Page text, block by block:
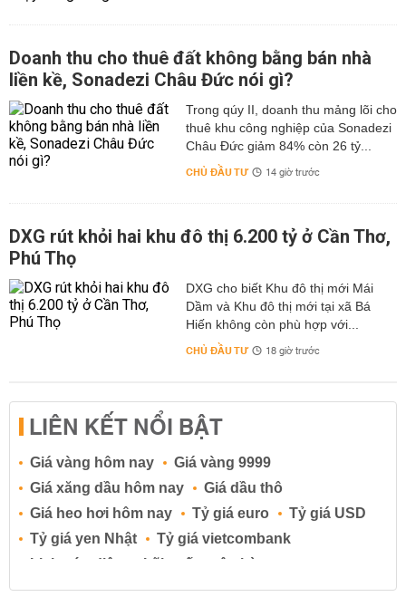
Doanh thu cho thuê đất không bằng bán nhà
liền kề, Sonadezi Châu Đức nói gì?
Trong qúy II, doanh thu mảng lõi cho
thuê khu công nghiệp của Sonadezi
Châu Đức giảm 84% còn 26 tỷ...
CHỦ ĐẦU TƯ 14 giờ trước
DXG rút khỏi hai khu đô thị 6.200 tỷ ở Cần Thơ,
Phú Thọ
DXG cho biết Khu đô thị mới Mái
Dầm và Khu đô thị mới tại xã Bá
Hiến không còn phù hợp với...
CHỦ ĐẦU TƯ 18 giờ trước
LIÊN KẾT NỔI BẬT
Giá vàng hôm nay
Giá vàng 9999
Giá xăng dầu hôm nay
Giá dầu thô
Giá heo hơi hôm nay
Tỷ giá euro
Tỷ giá USD
Tỷ giá yen Nhật
Tỷ giá vietcombank
Lịch cúp điện
Lãi suất ngân hàng
Lãi suất tiết kiệm
Lãi suất tiền gửi